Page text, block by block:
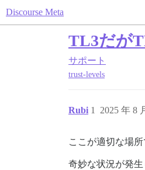
Discourse Meta
TL3だが
サポート
trust-levels
Rubi 2025 年 8
1
ここが適切な場
奇妙な状況が発